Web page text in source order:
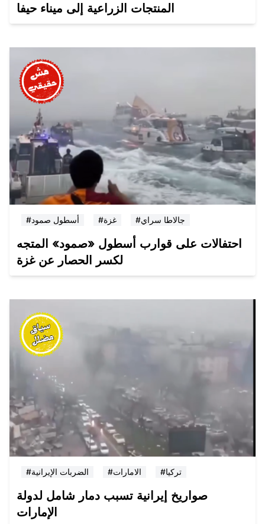
المنتجات الزراعية إلى ميناء حيفا
#أسطول صمود #غزة #جالاطا سراي
احتفالات على قوارب أسطول «صمود» المتجه
لكسر الحصار عن غزة
#الضربات الإيرانية #الامارات #تركيا
صواريخ إيرانية تسبب دمار شامل لدولة
الإمارات